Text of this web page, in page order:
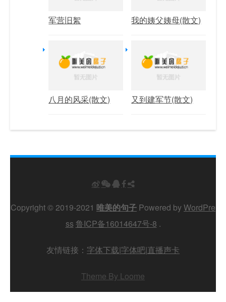
军营旧絮 我的姨父姨母(散文)
八月的风采(散文) 又到建军节(散文)
Copyright © 2019-2021 唯美的句子 Powered byWordPre
ss 鲁ICP备16014647号-8 .
友情链接： 字体下载|字体吧|直播声卡
Theme By Loome